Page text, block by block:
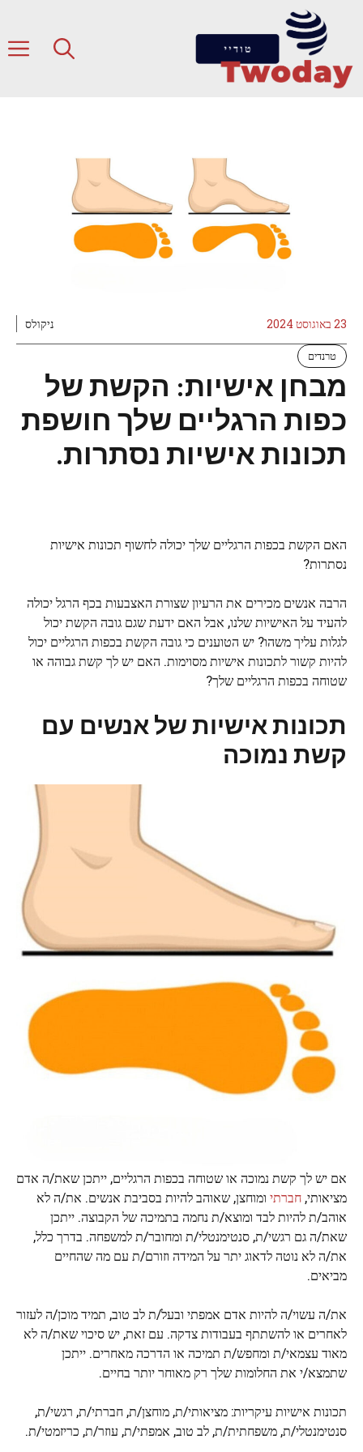
23 באוגוסט 2024 ניקולס
טרנדים
מבחן אישיות: הקשת של
כפות הרגליים שלך חושפת
תכונות אישיות נסתרות.
האם הקשת בכפות הרגליים שלך יכולה לחשוף תכונות אישיות
נסתרות?
הרבה אנשים מכירים את הרעיון שצורת האצבעות בכף הרגל יכולה
להעיד על האישיות שלנו, אבל האם ידעת שגם גובה הקשת יכול
לגלות עליך משהו? יש הטוענים כי גובה הקשת בכפות הרגליים יכול
להיות קשור לתכונות אישיות מסוימות. האם יש לך קשת גבוהה או
שטוחה בכפות הרגליים שלך?
תכונות אישיות של אנשים עם
קשת נמוכה
אם יש לך קשת נמוכה או שטוחה בכפות הרגליים, ייתכן שאת/ה אדם
מציאותי, חברתי ומוחצן, שאוהב להיות בסביבת אנשים. את/ה לא
אוהב/ת להיות לבד ומוצא/ת נחמה בתמיכה של הקבוצה. ייתכן
שאת/ה גם רגשי/ת, סנטימנטלי/ת ומחובר/ת למשפחה. בדרך כלל,
את/ה לא נוטה לדאוג יתר על המידה וזורם/ת עם מה שהחיים
מביאים.
את/ה עשוי/ה להיות אדם אמפתי ובעל/ת לב טוב, תמיד מוכן/ה לעזור
לאחרים או להשתתף בעבודות צדקה. עם זאת, יש סיכוי שאת/ה לא
מאוד עצמאי/ת ומחפש/ת תמיכה או הדרכה מאחרים. ייתכן
שתמצא/י את החלומות שלך רק מאוחר יותר בחיים.
תכונות אישיות עיקריות: מציאותי/ת, מוחצן/ת, חברתי/ת, רגשי/ת,
סנטימנטלי/ת, משפחתית/ת, לב טוב, אמפתי/ת, עוזר/ת, כריזמטי/ת.